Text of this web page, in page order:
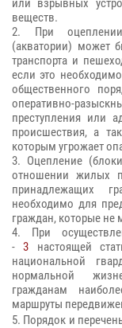
или взрывных
веществ.
2. При оцеплении
(акватории) может
транспорта и
если это
общественного
оперативно-
преступления или
происшествия, а
которым угрожает
3. Оцепление
отношении жилых
принадлежащих
необходимо для
граждан, которые
4. При
-3 настоящей
национальной
нормальной
гражданам
маршруты
5. Порядок и